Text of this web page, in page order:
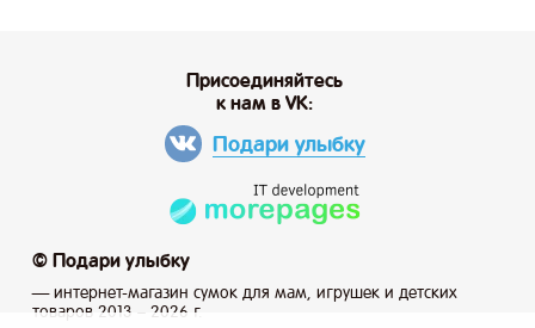
© Подари улыбку
— интернет-магазин сумок для мам, игрушек и детских
товаров 2013 – 2026 г.
Присоединяйтесь
к нам в VK:
Подари улыбку